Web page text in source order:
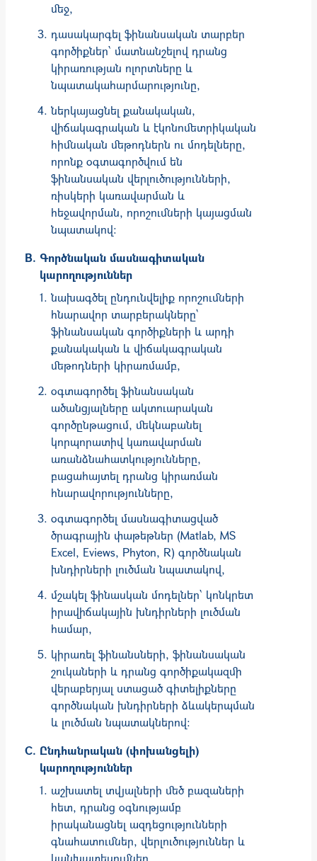
մեջ,
դասակարգել ֆինանսական տարբեր
գործիքներ՝ մատնանշելով դրանց
կիրառության ոլորտները և
նպատակահարմարությունը,
ներկայացնել քանակական,
վիճակագրական և էկոնոմետրիկական
հիմնական մեթոդներն ու մոդելները,
որոնք օգտագործվում են
ֆինանսական վերլուծությունների,
ռիսկերի կառավարման և
հեջավորման, որոշումների կայացման
նպատակով։
Գործնական մասնագիտական
կարողություններ
նախագծել ընդունվելիք որոշումների
հնարավոր տարբերակները`
ֆինանսական գործիքների և արդի
քանակական և վիճակագրական
մեթոդների կիրառմամբ,
օգտագործել ֆինանսական
ածանցյալները ակտուարական
գործընթացում, մեկնաբանել
կորպորատիվ կառավարման
առանձնահատկությունները,
բացահայտել դրանց կիրառման
հնարավորությունները,
օգտագործել մասնագիտացված
ծրագրային փաթեթներ (Matlab, MS
Excel, Eviews, Phyton, R) գործնական
խնդիրների լուծման նպատակով,
մշակել ֆինասկան մոդելներ՝ կոնկրետ
իրավիճակային խնդիրների լուծման
համար,
կիրառել ֆինանսների, ֆինանսական
շուկաների և դրանց գործիքակազմի
վերաբերյալ ստացած գիտելիքները
գործնական խնդիրների ձևակերպման
և լուծման նպատակներով:
Ընդհանրական (փոխանցելի)
կարողություններ
աշխատել տվյալների մեծ բազաների
հետ, դրանց օգնությամբ
իրականացնել ազդեցությունների
գնահատումներ, վերլուծություններ և
կանխատեսումներ,